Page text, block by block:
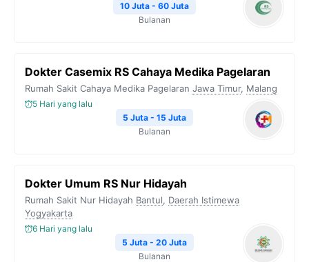
10 Juta - 60 Juta
Bulanan
Dokter Casemix RS Cahaya Medika Pagelaran
Rumah Sakit Cahaya Medika Pagelaran Jawa Timur, Malang
5 Hari yang lalu
5 Juta - 15 Juta
Bulanan
Dokter Umum RS Nur Hidayah
Rumah Sakit Nur Hidayah Bantul, Daerah Istimewa
Yogyakarta
6 Hari yang lalu
5 Juta - 20 Juta
Bulanan